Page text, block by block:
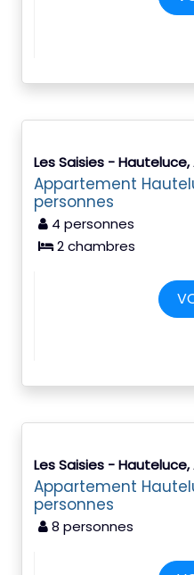
Les Saisies -
Appartement
personnes
4 personnes
2 chambres
Les Saisies -
Appartement
personnes
8 personnes